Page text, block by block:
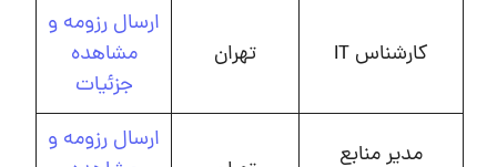
کارشناس IT تهران
ارسال رزومه و
مشاهده
جزئیات
مدیر منابع
ارسال رزومه و